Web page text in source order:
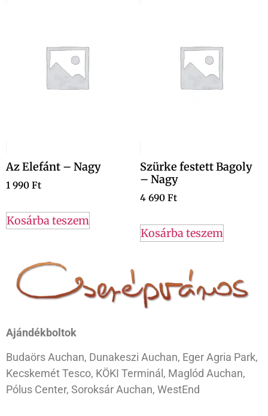
Az Elefánt – Nagy
1 990 Ft
Kosárba teszem
Szürke festett Bagoly
– Nagy
4 690 Ft
Kosárba teszem
Ajándékboltok
Budaörs Auchan, Dunakeszi Auchan, Eger Agria Park,
Kecskemét Tesco, KÖKI Terminál, Maglód Auchan,
Pólus Center, Soroksár Auchan, WestEnd